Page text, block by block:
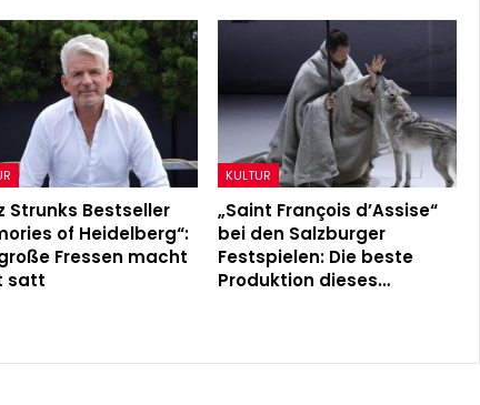
Strunks Bestseller
of Heidelberg“:
Fressen macht
satt
KULTUR
„Saint François d’Assise“
bei den Salzburger
Festspielen: Die beste
Produktion dieses…